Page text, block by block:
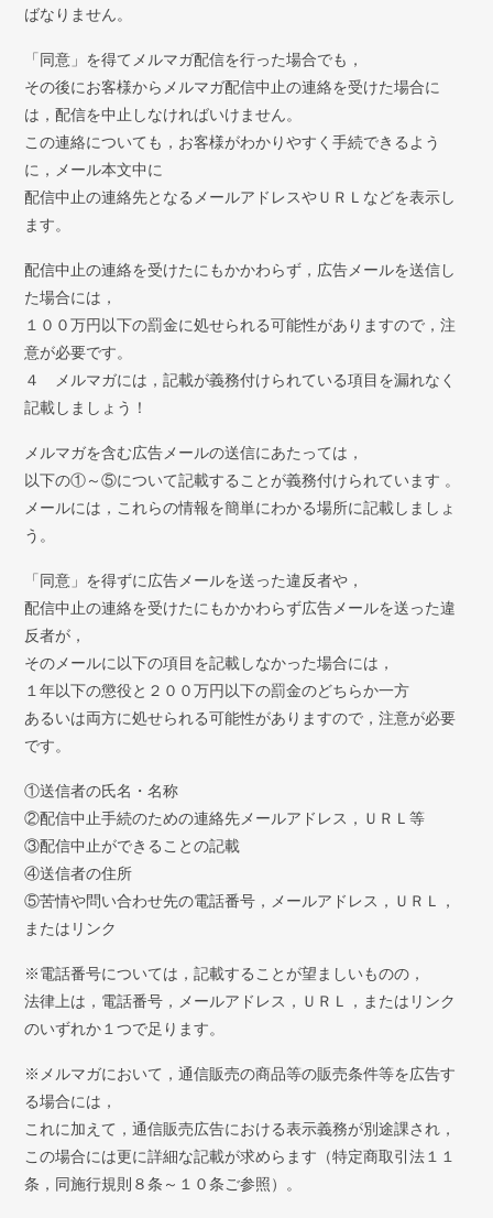
ばなりません。
「同意」を得てメルマガ配信を行った場合でも，
その後にお客様からメルマガ配信中止の連絡を受けた場合に
は，配信を中止しなければいけません。
この連絡についても，お客様がわかりやすく手続できるよう
に，メール本文中に
配信中止の連絡先となるメールアドレスやＵＲＬなどを表示し
ます。
配信中止の連絡を受けたにもかかわらず，広告メールを送信し
た場合には，
１００万円以下の罰金に処せられる可能性がありますので，注
意が必要です。
４ メルマガには，記載が義務付けられている項目を漏れなく
記載しましょう！
メルマガを含む広告メールの送信にあたっては，
以下の①～⑤について記載することが義務付けられています 。
メールには，これらの情報を簡単にわかる場所に記載しましょ
う。
「同意」を得ずに広告メールを送った違反者や，
配信中止の連絡を受けたにもかかわらず広告メールを送った違
反者が，
そのメールに以下の項目を記載しなかった場合には，
１年以下の懲役と２００万円以下の罰金のどちらか一方
あるいは両方に処せられる可能性がありますので，注意が必要
です。
①送信者の氏名・名称
②配信中止手続のための連絡先メールアドレス，ＵＲＬ等
③配信中止ができることの記載
④送信者の住所
⑤苦情や問い合わせ先の電話番号，メールアドレス，ＵＲＬ，
またはリンク
※電話番号については，記載することが望ましいものの，
法律上は，電話番号，メールアドレス，ＵＲＬ，またはリンク
のいずれか１つで足ります。
※メルマガにおいて，通信販売の商品等の販売条件等を広告す
る場合には，
これに加えて，通信販売広告における表示義務が別途課され，
この場合には更に詳細な記載が求めらます（特定商取引法１１
条，同施行規則８条～１０条ご参照）。